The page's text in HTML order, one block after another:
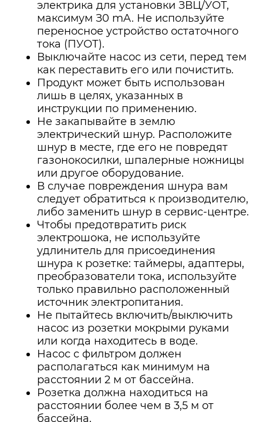
электрика для установки ЗВЦ/УОТ,
максимум З0 mA. Не используйте
переносное устройство остаточного
тока (ПУОТ).
Выключайте насос из сети, перед тем
как переставить его или почистить.
Продукт может быть использован
лишь в целях, указанных в
инструкции по применению.
Не закапывайте в землю
электрический шнур. Расположите
шнур в месте, где его не повредят
газонокосилки, шпалерные ножницы
или другое оборудование.
В случае повреждения шнура вам
следует обратиться к производителю,
либо заменить шнур в сервис-центре.
Чтобы предотвратить риск
электрошока, не используйте
удлинитель для присоединения
шнура к розетке: таймеры, адаптеры,
преобразователи тока, используйте
только правильно расположенный
источник электропитания.
Не пытайтесь включить/выключить
насос из розетки мокрыми руками
или когда находитесь в воде.
Насос с фильтром должен
располагаться как минимум на
расстоянии 2 м от бассейна.
Розетка должна находиться на
расстоянии более чем в 3,5 м от
бассейна.